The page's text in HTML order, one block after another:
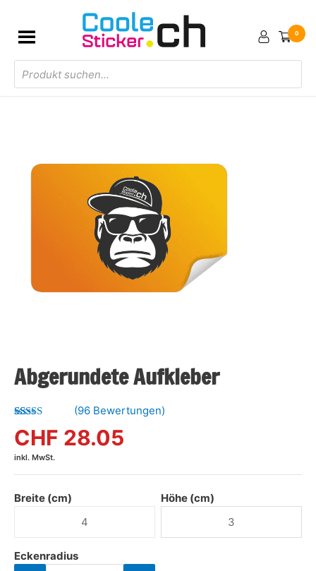
Products
search
0
Abgerundete Aufkleber
4.99 von 5,
basierend
auf
(96 Bewertungen)
CHF 28.05
inkl. MwSt.
Breite (cm) Höhe (cm)
Eckenradius